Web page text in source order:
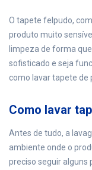
O tapete felpudo,
produto muito
limpeza de forma
sofisticado e seja
como lavar tapete de
Como lavar
Antes de tudo, a
ambiente onde o
preciso seguir alguns